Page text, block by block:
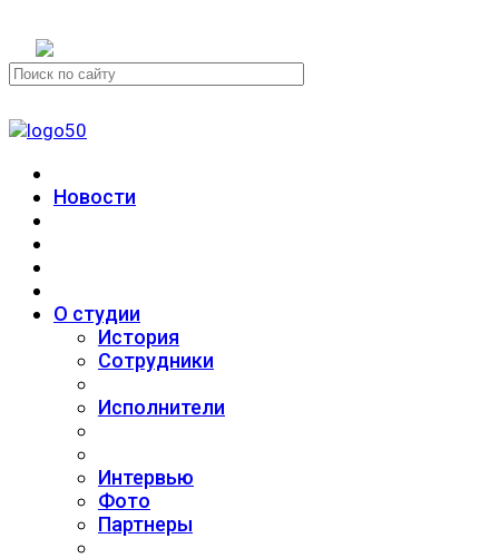
Новости
О студии
История
Сотрудники
Исполнители
Интервью
Фото
Партнеры